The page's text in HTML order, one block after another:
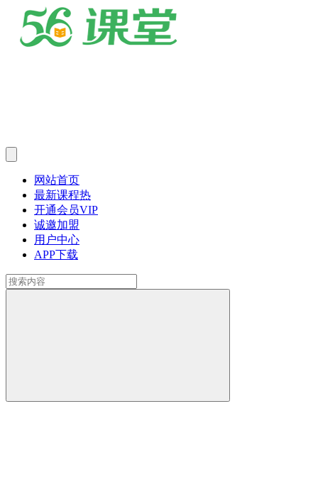
网站首页
最新课程热
开通会员VIP
诚邀加盟
用户中心
APP下载